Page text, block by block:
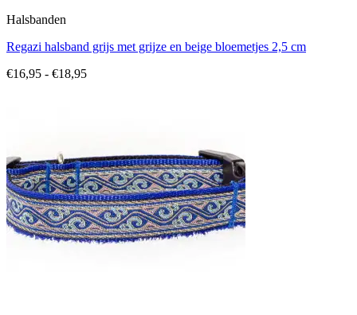
Halsbanden
Regazi halsband grijs met grijze en beige bloemetjes 2,5 cm
€16,95 - €18,95Prijsklasse: